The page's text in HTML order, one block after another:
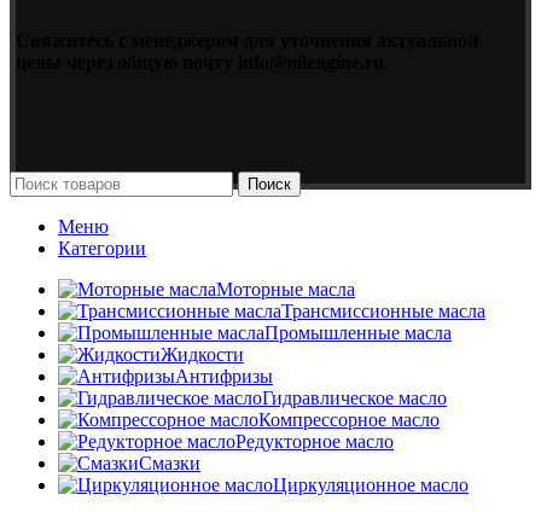
Поиск
Меню
Категории
Моторные масла
Трансмиссионные масла
Промышленные масла
Жидкости
Антифризы
Гидравлическое масло
Компрессорное масло
Редукторное масло
Смазки
Циркуляционное масло